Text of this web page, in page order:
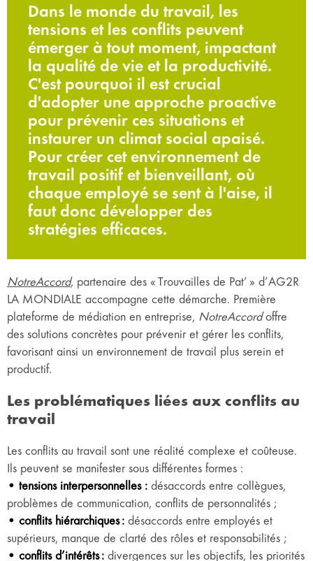
Dans le monde du travail, les
tensions et les conflits peuvent
émerger à tout moment, impactant
la qualité de vie et la productivité.
C'est pourquoi il est crucial
d'adopter une approche proactive
pour prévenir ces situations et
instaurer un climat social apaisé.
Pour créer cet environnement de
travail positif et bienveillant, où
chaque employé se sent à l'aise, il
faut donc développer des
stratégies efficaces.
NotreAccord, partenaire des « Trouvailles de Pat’ » d’AG2R
LA MONDIALE accompagne cette démarche. Première
plateforme de médiation en entreprise, NotreAccordoffre
des solutions concrètes pour prévenir et gérer les conflits,
favorisant ainsi un environnement de travail plus serein et
productif.
Les problématiques liées aux conflits au
travail
Les conflits au travail sont une réalité complexe et coûteuse.
Ils peuvent se manifester sous différentes formes :
• tensions interpersonnelles : désaccords entre collègues,
problèmes de communication, conflits de personnalités ;
• conflits hiérarchiques : désaccords entre employés et
supérieurs, manque de clarté des rôles et responsabilités ;
• conflits d’intérêts : divergences sur les objectifs, les priorités